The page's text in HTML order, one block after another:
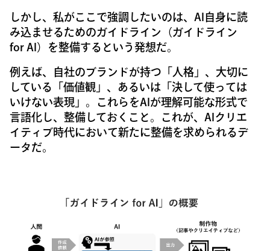
しかし、私がここで強調したいのは、AI自身に読
み込ませるためのガイドライン（ガイドライン
for AI）を整備するという発想だ。
例えば、自社のブランドが持つ「人格」、大切に
している「価値観」、あるいは「決して使っては
いけない表現」。これらをAIが理解可能な形式で
言語化し、整備しておくこと。これが、AIクリエ
イティブ時代において新たに整備を求められるデ
ータだ。